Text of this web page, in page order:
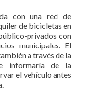
con una red de
de bicicletas en
privados con
municipales. El
a través de la
informaría de la
el vehículo antes